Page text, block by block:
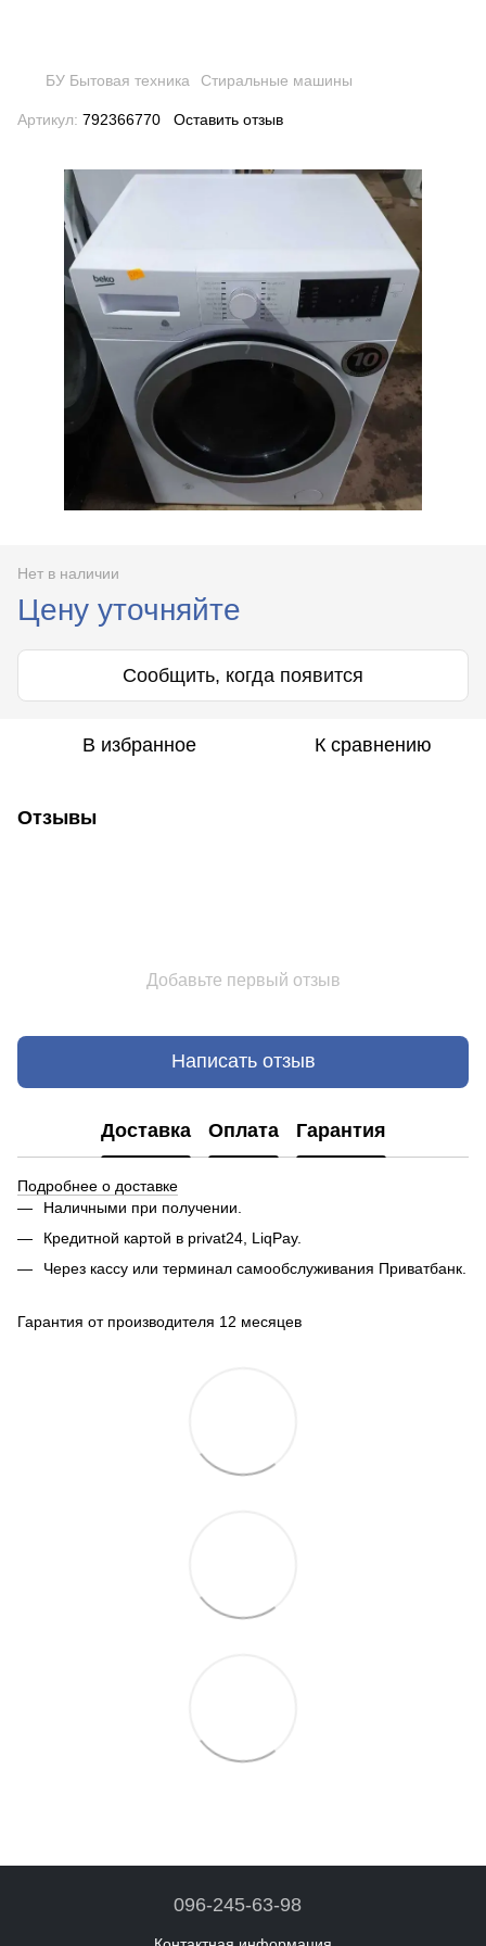
БУ Бытовая техника Стиральные машины
Артикул: 792366770 Оставить отзыв
Нет в наличии
Цену уточняйте
Сообщить, когда появится
В избранное К сравнению
Отзывы
Добавьте первый отзыв
Написать отзыв
Доставка Оплата Гарантия
Подробнее о доставке
Наличными при получении.
Кредитной картой в privat24, LiqPay.
Через кассу или терминал самообслуживания Приватбанк.
Гарантия от производителя 12 месяцев
096-245-63-98